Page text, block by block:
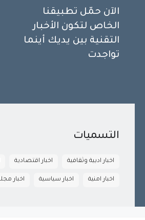
الآن حمّل تطبيقنا
الخاص لتكون الأخبار
التقنية بين يديك أينما
تواجدت
التسميات
اخبار ادبية وثقافية اخبار اقتصادية
اخبار امنية اخبار سياسية اخبار